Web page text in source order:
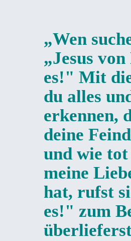
„Wen
„Jesus
es!" Mit
du alles
erkennen,
deine
und wie
meine
hat, rufst
es!" zum